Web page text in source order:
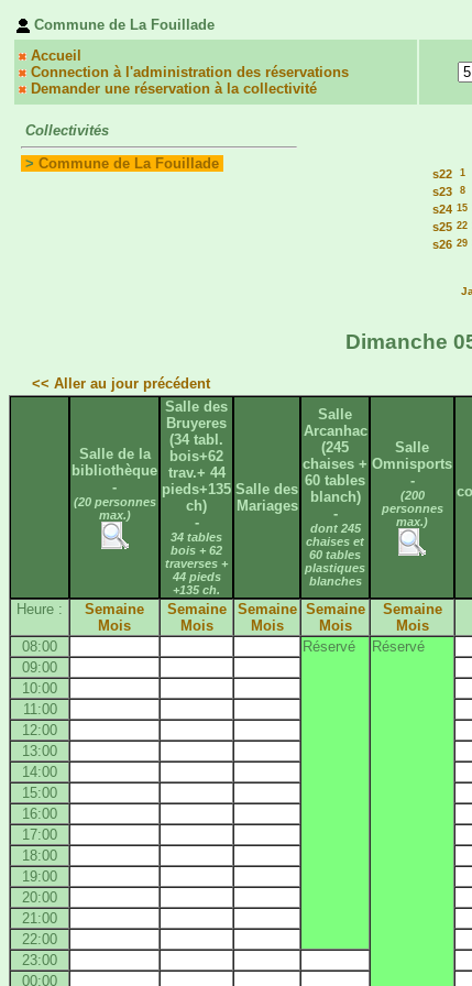
Commune de La Fouillade
Accueil
Connection à l'administration des réservations
Demander une réservation à la collectivité
Collectivités
> Commune de La Fouillade
s22 1
s23 8
s24 15
s25 22
s26 29
Dimanche
<< Aller au jour précédent
Salle de la
bibliothèque
-
(20 personnes
max.)
Salle des
Bruyeres
(34 tabl.
bois+62
trav.+ 44
pieds+135
ch)
-
34 tables
bois + 62
traverses +
44 pieds
+135 ch.
Salle des
Mariages
Salle
Arcanhac
(245
chaises +
60 tables
blanch)
-
dont 245
chaises et
60 tables
plastiques
blanches
Salle
Omnisports
-
(200
personnes
max.)
Heure :
Semaine
Mois
Semaine
Mois
Semaine
Mois
Semaine
Mois
Semaine
Mois
08:00 Réservé Réservé
09:00
10:00
11:00
12:00
13:00
14:00
15:00
16:00
17:00
18:00
19:00
20:00
21:00
22:00
23:00
00:00